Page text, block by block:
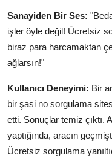
Sanayiden Bir Ses:
işler öyle değil! Ücretsiz
biraz para harcamaktan
ağlarsın!"
Kullanıcı Deneyimi: Bir
bir şasi no sorgulama
etti. Sonuçlar temiz çıktı.
yaptığında, aracın
Ücretsiz sorgulama